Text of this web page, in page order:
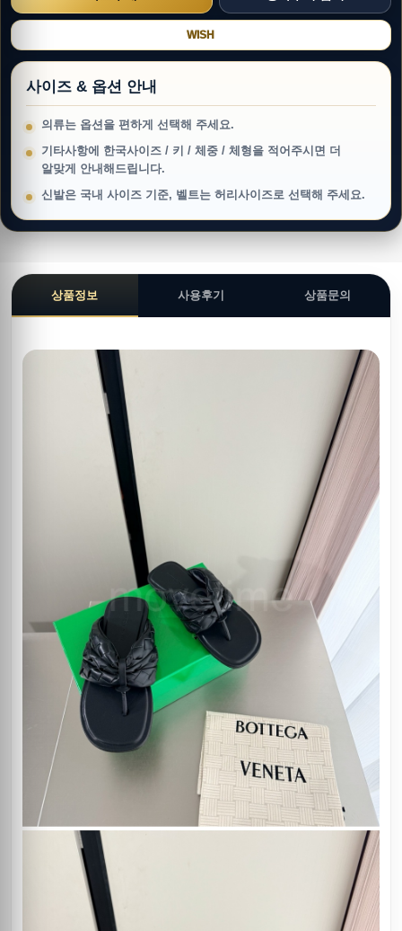
WISH
사이즈 & 옵션 안내
의류는 옵션을 편하게 선택해 주세요.
기타사항에 한국사이즈 / 키 / 체중 / 체형을 적어주시면 더
알맞게 안내해드립니다.
신발은 국내 사이즈 기준, 벨트는 허리사이즈로 선택해 주세요.
상품정보 사용후기 상품문의